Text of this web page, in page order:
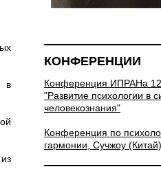
КОНФЕРЕНЦИИ
Конференция ИПРАНа
"Развитие психологии в
человекознания"
Конференция по
гармонии, Сучжоу
в